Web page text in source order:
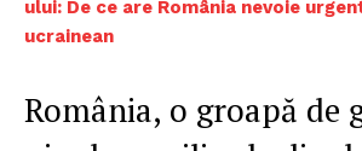
ului: De ce are România nevoie
ucrainean
România, o groapă de